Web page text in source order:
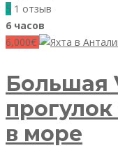
5 1 отзыв
6 часов
6,000€
Большая
в море